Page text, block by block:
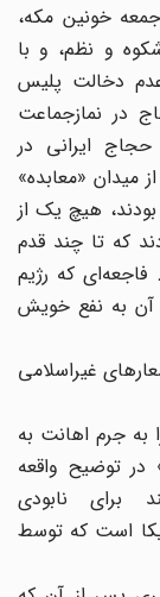
از جمعه خونین مکه،
و نظم، و با
دخالت پلیس
نمازجماعت
ایرانی در
«معابده»
هیچ یک از
که تا چند قدم
که رژیم
به نفع خویش
غیراسلامی
جرم اهانت به
توضیح واقعه
نابودی
است که توسط